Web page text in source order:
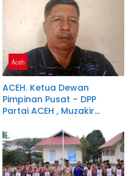
Aceh
ACEH. Ketua Dewan
Pimpinan Pusat – DPP
Partai ACEH , Muzakir
merekomendasikan
Samsuar ( WAN Malaya )
PJ Ketua Partai Aceh
kabupaten Nagan Raya .